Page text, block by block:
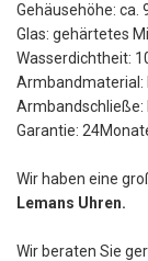
Gehäusehöhe: ca.
Glas: gehärtetes
Wasserdichtheit:
Armbandmaterial:
Armbandschließe:
Garantie:
Wir haben eine
Lemans Uhren.
Wir beraten Sie